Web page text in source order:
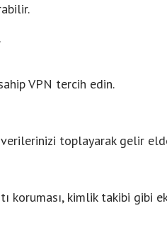
VPN tercih edin.
toplayarak gelir
koruması, kimlik takibi gibi